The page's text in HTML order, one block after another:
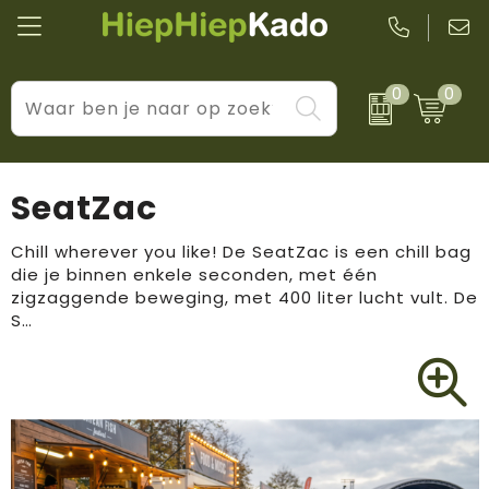
0 0
Kantoor & schrijfwaren
Tassen & reizen
Kleding & accessoires
Sport & vrije tijd
Levensstijl
BIC
Brandflavours
JBL
LogoSeat
SeatZac
Chill wherever you like! De SeatZac is een chill bag
die je binnen enkele seconden, met één
zigzaggende beweging, met 400 liter lucht vult. De
S…